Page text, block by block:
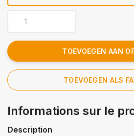
TOEVOEGEN AAN
TOEVOEGEN ALS
Informations sur le
Description